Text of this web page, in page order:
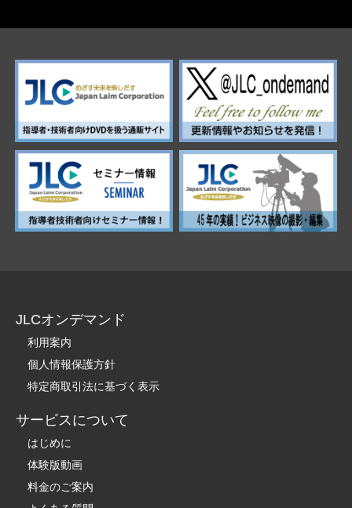
JLCオンデマンド
利用案内
個人情報保護方針
特定商取引法に基づく表示
サービスについて
はじめに
体験版動画
料金のご案内